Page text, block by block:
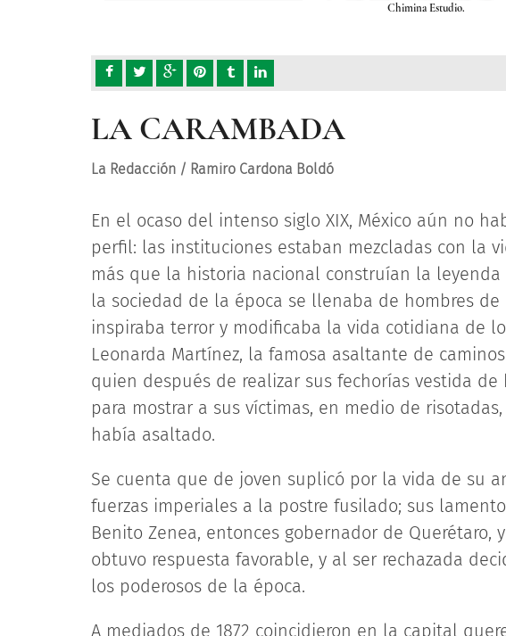
Chimina Estudio.
LA CARAMBADA
La Redacción / Ramiro Cardona Boldó
En el ocaso del intenso siglo XIX, México aún no
perfil: las instituciones estaban mezcladas con la
más que la historia nacional construían la leyenda
la sociedad de la época se llenaba de hombres de
inspiraba terror y modificaba la vida cotidiana de
Leonarda Martínez, la famosa asaltante de
quien después de realizar sus fechorías vestida
para mostrar a sus víctimas, en medio de
había asaltado.
Se cuenta que de joven suplicó por la vida de su
fuerzas imperiales a la postre fusilado; sus
Benito Zenea, entonces gobernador de Querétaro,
obtuvo respuesta favorable, y al ser rechazada
los poderosos de la época.
A mediados de 1872 coincidieron en la capital